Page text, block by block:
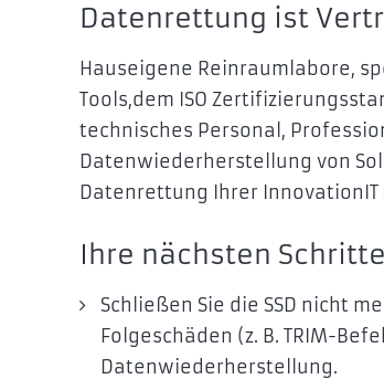
Datenrettung ist
Hauseigene Reinraumlabore,
Tools,dem ISO
technisches Personal,
Datenwiederherstellung von
Datenrettung Ihrer InnovationIT
Ihre nächsten
Schließen Sie die SSD nicht
Folgeschäden (z. B. TRIM-
Datenwiederherstellung.